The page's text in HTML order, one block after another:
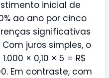
inicial de
ao ano por cinco
significativas
juros simples, o
× 0,10 × 5 = R$
Em contraste, com